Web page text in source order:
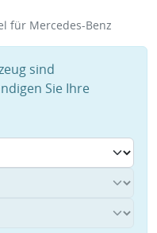
für Mercedes-Benz
sind
Sie Ihre